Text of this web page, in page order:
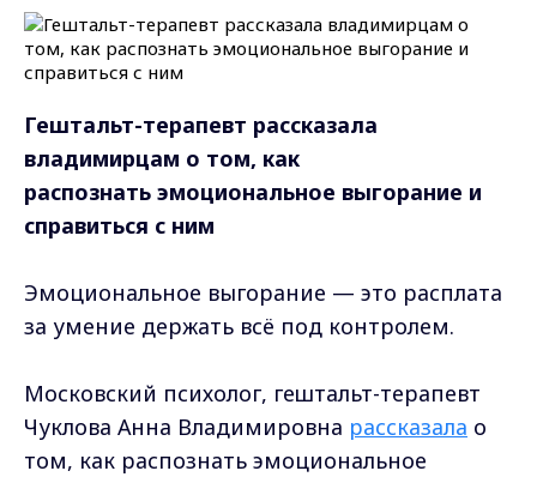
Гештальт-терапевт рассказала
владимирцам о том, как
распознать эмоциональное выгорание и
справиться с ним
Эмоциональное выгорание — это расплата
за умение держать всё под контролем.
Московский психолог, гештальт-терапевт
Чуклова Анна Владимировна рассказала о
том, как распознать эмоциональное